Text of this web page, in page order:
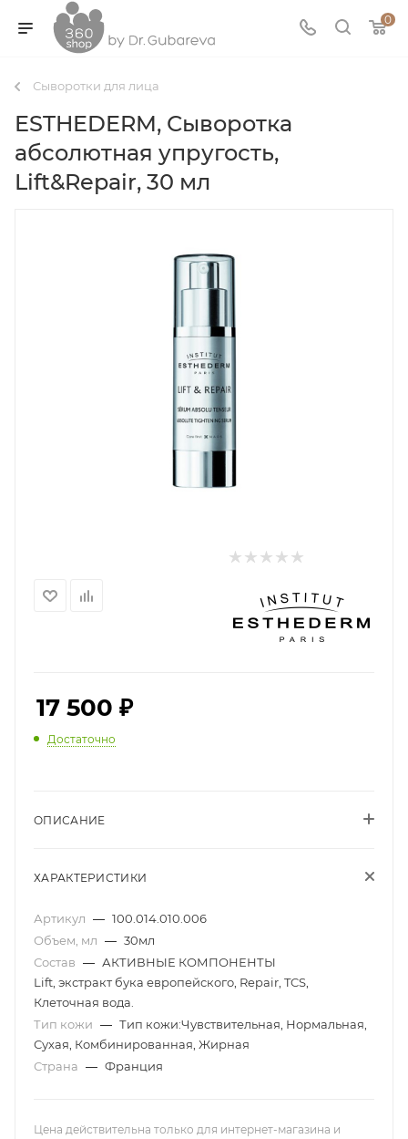
0
Сыворотки для лица
ESTHEDERM, Сыворотка
абсолютная упругость,
Lift&Repair, 30 мл
17 500 ₽
Достаточно
ОПИСАНИЕ
ХАРАКТЕРИСТИКИ
Артикул — 100.014.010.006
Объем, мл — 30мл
Состав — АКТИВНЫЕ КОМПОНЕНТЫ
Lift, экстракт бука европейского, Repair, TCS,
Клеточная вода.
Тип кожи — Тип кожи:Чувствительная, Нормальная,
Сухая, Комбинированная, Жирная
Страна — Франция
Цена действительна только для интернет-магазина и